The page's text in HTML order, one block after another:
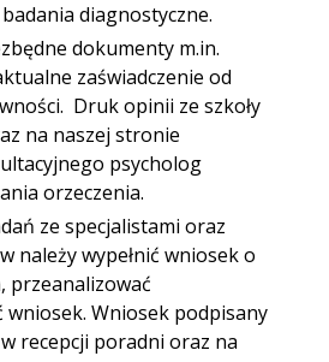
diagnostyczne.
dokumenty m.in.
zaświadczenie od
Druk opinii ze szkoły
na naszej stronie
psycholog
orzeczenia.
ze specjalistami oraz
należy wypełnić wniosek o
przeanalizować
wniosek. Wniosek podpisany
recepcji poradni oraz na